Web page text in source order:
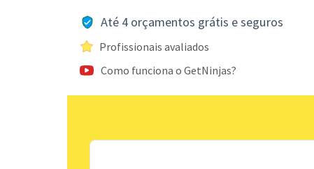
Até 4 orçamentos grátis e seguros
Profissionais avaliados
Como funciona o GetNinjas?